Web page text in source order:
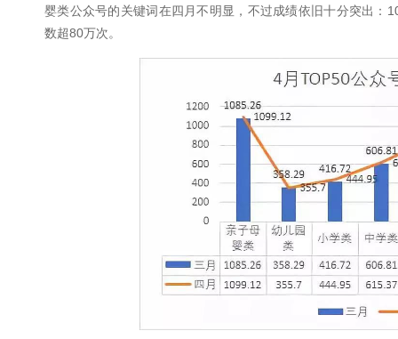
婴类公众号的关键词在四月不明显，不过成绩依旧十分突出：
数超80万次。